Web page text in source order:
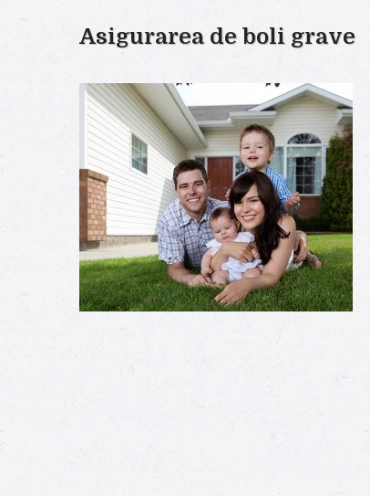
Asigurarea de boli grave